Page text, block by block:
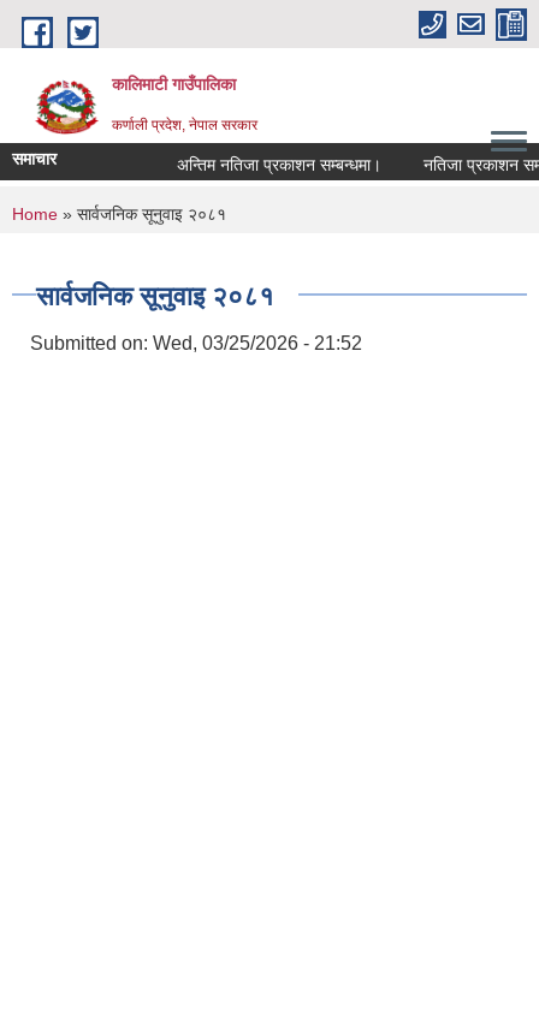
Skip to main content
कालिमाटी गाउँपालिका
कर्णाली प्रदेश, नेपाल सरकार
समाचार अन्तिम नतिजा प्रकाशन सम्बन्धमा। नतिजा प्रकाशन
You are here
Home » सार्वजनिक सूनुवाइ २०८१
सार्वजनिक सूनुवाइ २०८१
Submitted on: Wed, 03/25/2026 - 21:52